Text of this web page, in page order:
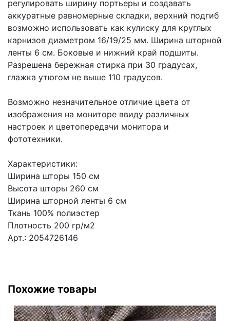
регулировать ширину портьеры и создавать
аккуратные равномерные складки, верхний подгиб
возможно использовать как кулиску для круглых
карнизов диаметром 16/19/25 мм. Ширина шторной
ленты 6 см. Боковые и нижний край подшиты.
Разрешена бережная стирка при 30 градусах,
глажка утюгом не выше 110 градусов.
Возможно незначительное отличие цвета от
изображения на мониторе ввиду различных
настроек и цветопередачи монитора и
фототехники.
Характеристики:
Ширина шторы 150 см
Высота шторы 260 см
Ширина шторной ленты 6 см
Ткань 100% полиэстер
Плотность 200 гр/м2
Арт.: 2054726146
Похожие товары